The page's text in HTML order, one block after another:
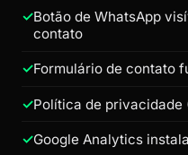
Botão de WhatsApp
contato
Formulário de contato
Política de privacidade
Google Analytics